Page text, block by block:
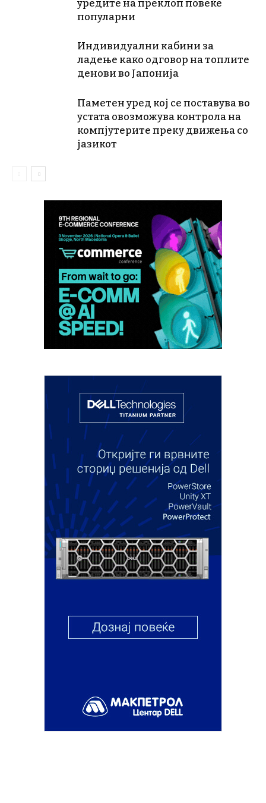
уредите на преклоп повеќе
популарни
Индивидуални кабини за
ладење како одговор на топлите
денови во Јапонија
Паметен уред кој се поставува во
устата овозможува контрола на
компјутерите преку движења со
јазикот